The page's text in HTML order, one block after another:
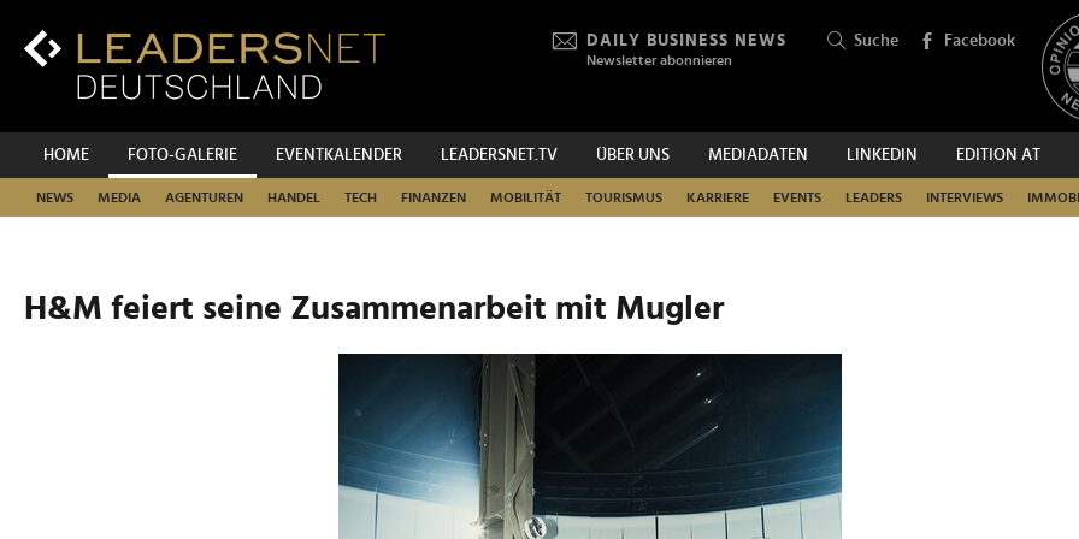
Inhalt
Hauptnavigation
DAILY BUSINESS NEWS
Newsletter abonnieren
Suche Facebook
HOME FOTO-GALERIE EVENTKALENDER LEADERSNET.TV ÜBER UNS MEDIADATEN LINKEDIN EDITION AT
NEWS MEDIA AGENTUREN HANDEL TECH FINANZEN MOBILITÄT TOURISMUS KARRIERE EVENTS LEADERS INTERVIEWS
SUCHEN
H&M feiert seine Zusammenarbeit mit Mugler